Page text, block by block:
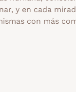
y en cada
con más